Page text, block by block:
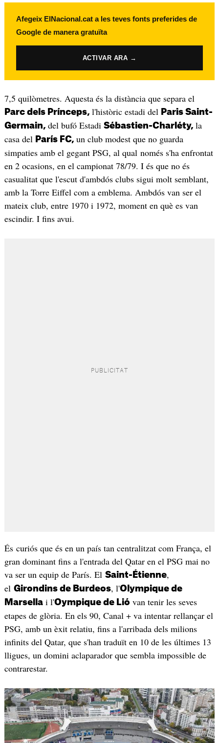
Afegeix ElNacional.cat a les teves fonts preferides de
Google de manera gratuïta
ACTIVAR ARA →
7,5 quilòmetres. Aquesta és la distància que separa el
Parc dels Prínceps, l'històric estadi del Paris Saint-
Germain, del bufó Estadi Sébastien-Charléty, la
casa del París FC, un club modest que no guarda
simpaties amb el gegant PSG, al qual només s'ha enfrontat
en 2 ocasions, en el campionat 78/79. I és que no és
casualitat que l'escut d'ambdós clubs sigui molt semblant,
amb la Torre Eiffel com a emblema. Ambdós van ser el
mateix club, entre 1970 i 1972, moment en què es van
escindir. I fins avui.
És curiós que és en un país tan centralitzat com França, el
gran dominant fins a l'entrada del Qatar en el PSG mai no
va ser un equip de París. El Saint-Étienne,
el Girondins de Burdeos, l'Olympique de
Marsellai l'Oympique de Lió van tenir les seves
etapes de glòria. En els 90, Canal + va intentar rellançar el
PSG, amb un èxit relatiu, fins a l'arribada dels milions
infinits del Qatar, que s'han traduït en 10 de les últimes 13
lligues, un domini aclaparador que sembla impossible de
contrarestar.